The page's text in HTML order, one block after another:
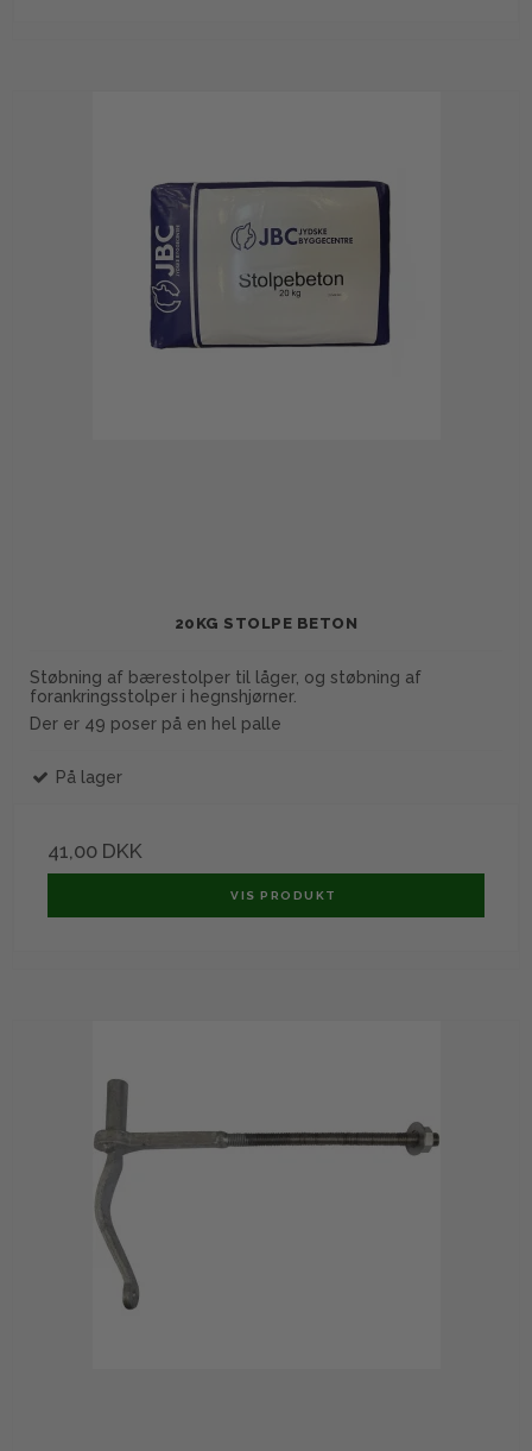
20KG STOLPE BETON
Støbning af bærestolper til låger, og støbning af
forankringsstolper i hegnshjørner.
Der er 49 poser på en hel palle
På lager
41,00 DKK
VIS PRODUKT